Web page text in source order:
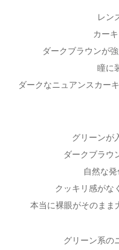
レン
カー
ダークブラウンが
瞳に
ダークなニュアンスカー
グリーンが
ダークブラウ
自然な
クッキリ感がな
本当に裸眼がそのまま
グリーン系の